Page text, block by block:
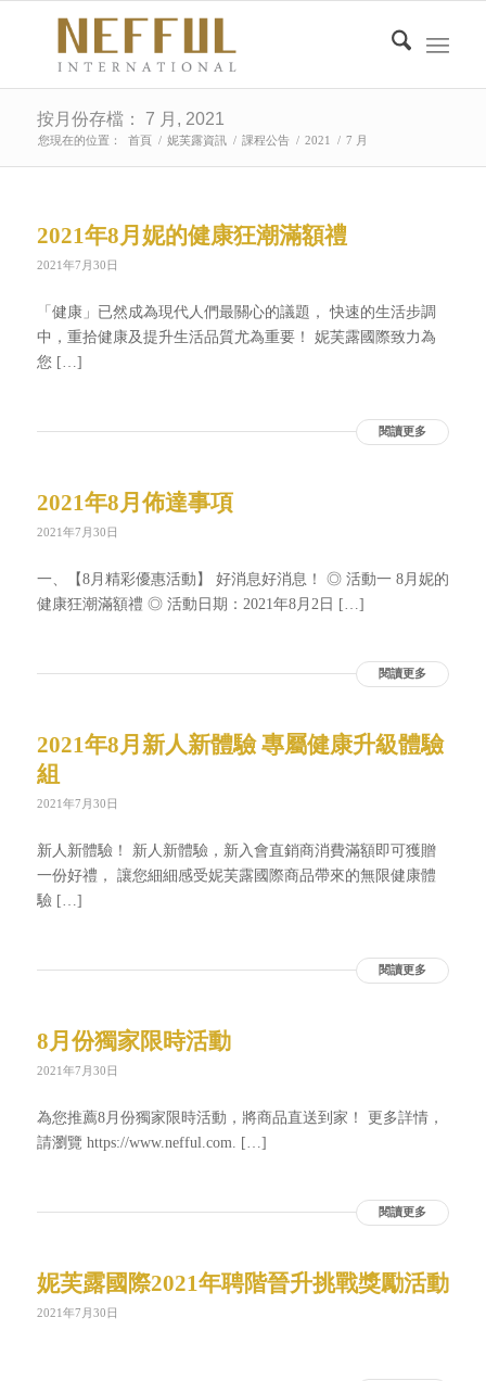
按月份存檔： 7 月, 2021
您現在的位置： 首頁 / 妮芙露資訊 / 課程公告 / 2021 / 7 月
2021年8月妮的健康狂潮滿額禮
2021年7月30日
「健康」已然成為現代人們最關心的議題， 快速的生活步調
中，重拾健康及提升生活品質尤為重要！ 妮芙露國際致力為
您 […]
閱讀更多
2021年8月佈達事項
2021年7月30日
一、【8月精彩優惠活動】 好消息好消息！ ◎ 活動一 8月妮的
健康狂潮滿額禮 ◎ 活動日期：2021年8月2日 […]
閱讀更多
2021年8月新人新體驗 專屬健康升級體驗
組
2021年7月30日
新人新體驗！ 新人新體驗，新入會直銷商消費滿額即可獲贈
一份好禮， 讓您細細感受妮芙露國際商品帶來的無限健康體
驗 […]
閱讀更多
8月份獨家限時活動
2021年7月30日
為您推薦8月份獨家限時活動，將商品直送到家！ 更多詳情，
請瀏覽 https://www.nefful.com. […]
閱讀更多
妮芙露國際2021年聘階晉升挑戰獎勵活動
2021年7月30日